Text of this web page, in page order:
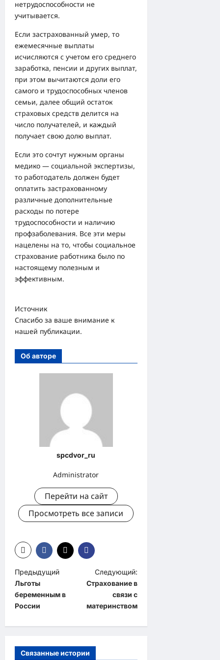
нетрудоспособности не
учитывается.
Если застрахованный умер, то
ежемесячные выплаты
исчисляются с учетом его среднего
заработка, пенсии и других выплат,
при этом вычитаются доли его
самого и трудоспособных членов
семьи, далее общий остаток
страховых средств делится на
число получателей, и каждый
получает свою долю выплат.
Если это сочтут нужным органы
медико — социальной экспертизы,
то работодатель должен будет
оплатить застрахованному
различные дополнительные
расходы по потере
трудоспособности и наличию
профзаболевания. Все эти меры
нацелены на то, чтобы социальное
страхование работника было по
настоящему полезным и
эффективным.
Источник
Спасибо за ваше внимание к
нашей публикации.
Об авторе
spcdvor_ru
Administrator
Перейти на сайт
Просмотреть все записи
Н
а
в
а
Предыдущий
Льготы
беременным в
России
Следующий:
Страхование в
связи с
материнством
Связанные истории